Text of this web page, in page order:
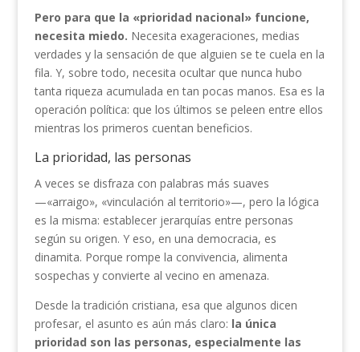
Pero para que la «prioridad nacional» funcione,
necesita miedo. Necesita exageraciones, medias
verdades y la sensación de que alguien se te cuela en la
fila. Y, sobre todo, necesita ocultar que nunca hubo
tanta riqueza acumulada en tan pocas manos. Esa es la
operación política: que los últimos se peleen entre ellos
mientras los primeros cuentan beneficios.
La prioridad, las personas
A veces se disfraza con palabras más suaves
—«arraigo», «vinculación al territorio»—, pero la lógica
es la misma: establecer jerarquías entre personas
según su origen. Y eso, en una democracia, es
dinamita. Porque rompe la convivencia, alimenta
sospechas y convierte al vecino en amenaza.
Desde la tradición cristiana, esa que algunos dicen
profesar, el asunto es aún más claro: la única
prioridad son las personas, especialmente las